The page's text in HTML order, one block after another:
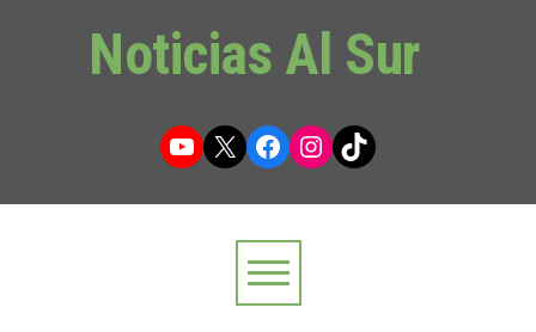
Noticias Al Sur
YouTube
X Facebook
Instagram
TikTok